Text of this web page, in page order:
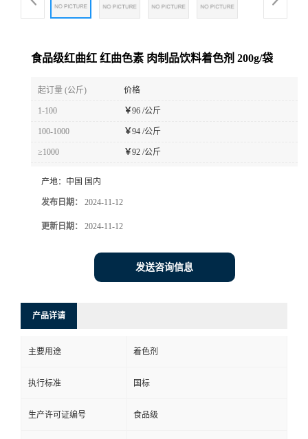
食品级红曲红 红曲色素 肉制品饮料着色剂 200g/袋
起订量 (公斤) 价格
1-100 ￥96 /公斤
100-1000 ￥94 /公斤
≥1000 ￥92 /公斤
产地： 中国 国内
发布日期： 2024-11-12
更新日期： 2024-11-12
发送咨询信息
产品详请
主要用途 着色剂
执行标准 国标
生产许可证编号 食品级